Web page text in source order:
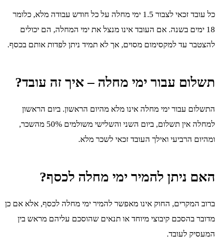
כל עובד זכאי לצבור 1.5 ימי מחלה על כל חודש עבודה מלא, כלומר
18 ימים בשנה. אם העובד אינו מנצל את ימי המחלה, הם יכולים
להצטבר עד למקסימום מסוים, אך לא תמיד ניתן לפדות אותם בכסף.
תשלום עבור ימי מחלה – איך זה עובד?
התשלום עבור ימי מחלה אינו מלא מהיום הראשון. ביום הראשון
למחלה אין תשלום, ביום השני והשלישי משולמים 50% מהשכר,
ומהיום הרביעי ואילך העובד זכאי לשכר מלא.
האם ניתן להמיר ימי מחלה לכסף?
ברוב המקרים, החוק אינו מאפשר להמיר ימי מחלה לכסף, אלא אם כן
מדובר בהסכם קיבוצי מיוחד או תנאים שהוסכם עליהם מראש בין
המעסיק לעובד.